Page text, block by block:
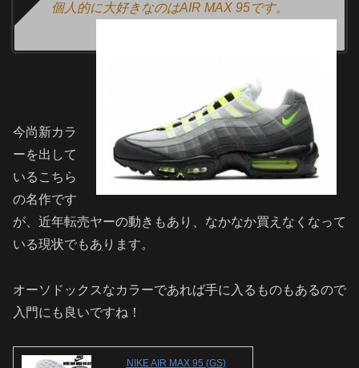
個人的に大好きなのはAIR MAX 95です。
今尚新カラ
ーを出して
いるこちら
の名作です
が、近年転売ヤーの動きもあり、なかなか買えなくなって
いる現状でもあります。
オーソドックスなカラーであれば手に入るものもあるので
入門にも良いですね！
NIKE AIR MAX 95 (GS)